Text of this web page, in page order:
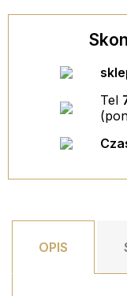
favorite_border
favorite_border
favorite_border
favorite_border
Tel
OPIS